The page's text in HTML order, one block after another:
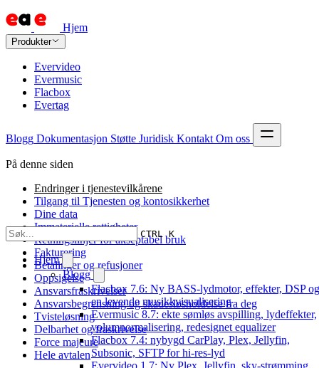
Hjem
Produkter
Evervideo
Evermusic
Flacbox
Evertag
Blogg Dokumentasjon Støtte Juridisk Kontakt Om oss
CTRL K
Hjem
Blogg
Flacbox 7.6: Ny BASS-lydmotor, effekter, DSP og
en levende musikkvisualisering
Evermusic 8.7: ekte sømløs avspilling, lydeffekter,
volumnormalisering, redesignet equalizer
Flacbox 7.4: nybygd CarPlay, Plex, Jellyfin,
Subsonic, SFTP for hi-res-lyd
Evervideo 1.7: Ny Plex, Jellyfin, sky-strømming,
På denne siden
Endringer i tjenestevilkårene
Tilgang til Tjenesten og kontosikkerhet
Dine data
Immaterielle rettigheter
Retningslinjer for akseptabel bruk
Fakturering
Betalinger og refusjoner
Oppsigelse
Ansvarsfraskrivelser
Ansvarsbegrensning og skadesløsholdelse fra deg
Tvisteløsning
Delbarhet og fraskrivelse
Force majeure
Hele avtalen